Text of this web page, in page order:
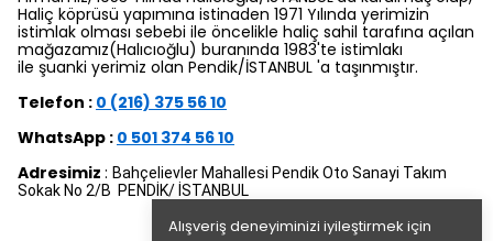
Alışveriş deneyiminizi iyileştirmek için
Haliç köprüsü yapımına istinaden 1971 Yılında yerimizin
istimlak olması sebebi ile öncelikle haliç sahil tarafına açılan
mağazamız(Halıcıoğlu) buranında 1983'te istimlakı
ile şuanki yerimiz olan Pendik/İSTANBUL 'a taşınmıştır.
Telefon : 0 (216) 375 56 10
WhatsApp : 0 501 374 56 10
Adresimiz : Bahçelievler Mahallesi Pendik Oto Sanayi Takım
Sokak No 2/B PENDİK/ İSTANBUL